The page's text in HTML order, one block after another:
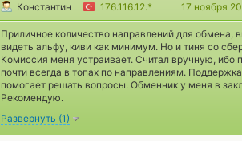
Константин 176.116.12.* 17 ноября
Приличное количество направлений для обмена,
видеть альфу, киви как минимум. Но и тиня со
Комиссия меня устраивает. Считал вручную,
почти всегда в топах по направлениям.
помогает решать вопросы. Обменник у меня в
Рекомендую.
Развернуть (1)